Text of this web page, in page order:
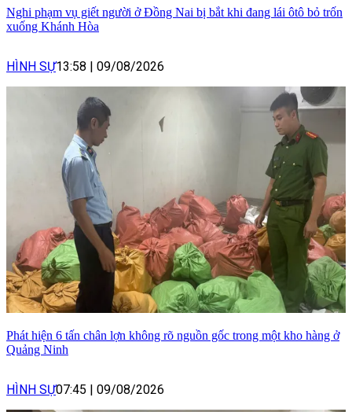
Nghi phạm vụ giết người ở Đồng Nai bị bắt khi đang lái ôtô bỏ trốn
xuống Khánh Hòa
HÌNH SỰ13:58 | 09/08/2026
Phát hiện 6 tấn chân lợn không rõ nguồn gốc trong một kho hàng ở
Quảng Ninh
HÌNH SỰ07:45 | 09/08/2026